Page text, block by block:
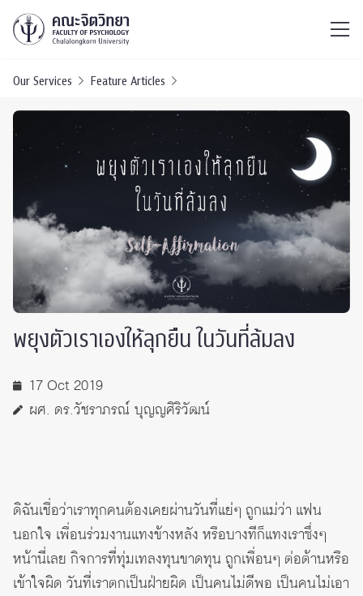
Our Services Feature Articles
พยุงตัวเราเองให้ลุกยืน ในวันที่ล้มลง
17 Oct 2019
ผศ. ดร.วัชราภรณ์ บุญญศิริวัฒน์
ดิฉันเชื่อว่าเราทุกคนต้องเคยผ่านวันที่แย่ๆ ถูกแม่ว่า แฟน
นอกใจ เพื่อนร่วมงานแทงข้างหลัง หรือบางทีก็แทงเราซึ่งๆ
หน้านี่เลย กิจการที่ทุ่มเทลงทุนขาดทุน ถูกเพื่อนๆ ต่อต้านหรือ
เข้าใจผิด วันที่เราตกเป็นฝ่ายผิด เป็นคนไม่ดีพอ เป็นคนไม่เอา